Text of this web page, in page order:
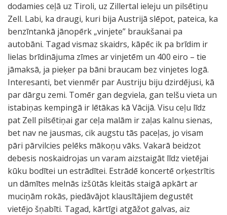
dodamies ceļā uz Tiroli, uz Zillertal ieleju un pilsētiņu
Zell. Labi, ka draugi, kuri bija Austrijā slēpot, pateica, ka
benzīntankā jānopērk „vinjete” braukšanai pa
autobāni. Tagad vismaz skaidrs, kāpēc ik pa brīdim ir
lielas brīdinājuma zīmes ar vinjetēm un 400 eiro – tie
jāmaksā, ja pieķer pa bāni braucam bez vinjetes logā.
Interesanti, bet vienmēr par Austriju biju dzirdējusi, kā
par dārgu zemi. Tomēr gan degviela, gan telšu vieta un
istabiņas kempingā ir lētākas kā Vācijā. Visu ceļu līdz
pat Zell pilsētiņai gar ceļa malām ir zaļas kalnu sienas,
bet nav ne jausmas, cik augstu tās paceļas, jo visam
pāri pārvilcies pelēks mākoņu vāks. Vakarā beidzot
debesis noskaidrojas un varam aizstaigāt līdz vietējai
kūku bodītei un estrādītei. Estrādē koncertē orķestrītis
un dāmītes melnās izšūtās kleitās staigā apkārt ar
muciņām rokās, piedāvājot klausītājiem degustēt
vietējo šņabīti. Tagad, kārtīgi atgāžot galvas, aiz